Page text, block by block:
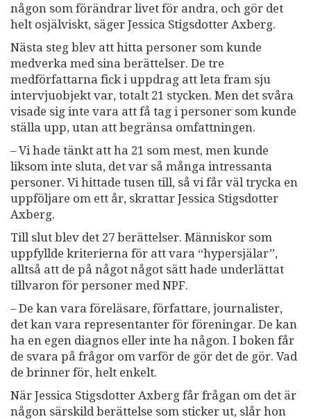
någon som förändrar livet för andra, och gör det
helt osjälviskt, säger Jessica Stigsdotter Axberg.
Nästa steg blev att hitta personer som kunde
medverka med sina berättelser. De tre
medförfattarna fick i uppdrag att leta fram sju
intervjuobjekt var, totalt 21 stycken. Men det svåra
visade sig inte vara att få tag i personer som kunde
ställa upp, utan att begränsa omfattningen.
– Vi hade tänkt att ha 21 som mest, men kunde
liksom inte sluta, det var så många intressanta
personer. Vi hittade tusen till, så vi får väl trycka en
uppföljare om ett år, skrattar Jessica Stigsdotter
Axberg.
Till slut blev det 27 berättelser. Människor som
uppfyllde kriterierna för att vara “hypersjälar”,
alltså att de på något något sätt hade underlättat
tillvaron för personer med NPF.
– De kan vara föreläsare, författare, journalister,
det kan vara representanter för föreningar. De kan
ha en egen diagnos eller inte ha någon. I boken får
de svara på frågor om varför de gör det de gör. Vad
de brinner för, helt enkelt.
När Jessica Stigsdotter Axberg får frågan om det är
någon särskild berättelse som sticker ut, slår hon